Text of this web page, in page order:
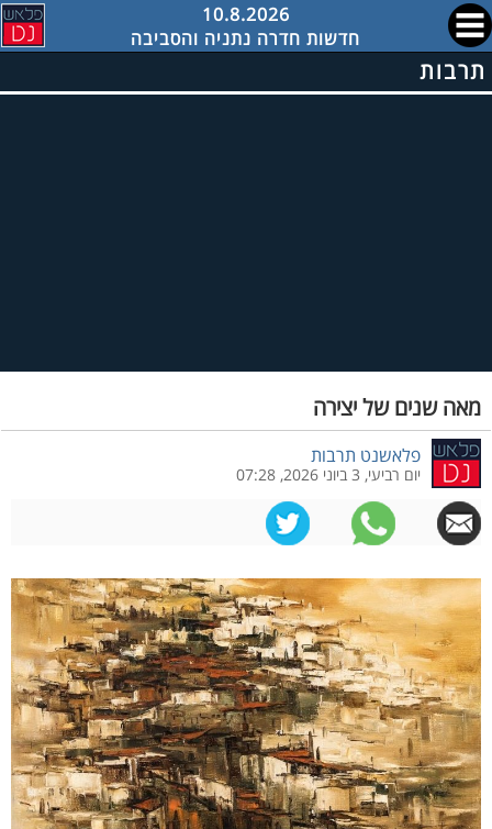
10.8.2026
חדשות חדרה נתניה והסביבה
תרבות
מאה שנים של יצירה
פלאשנט תרבות
יום רביעי, 3 ביוני 2026, 07:28